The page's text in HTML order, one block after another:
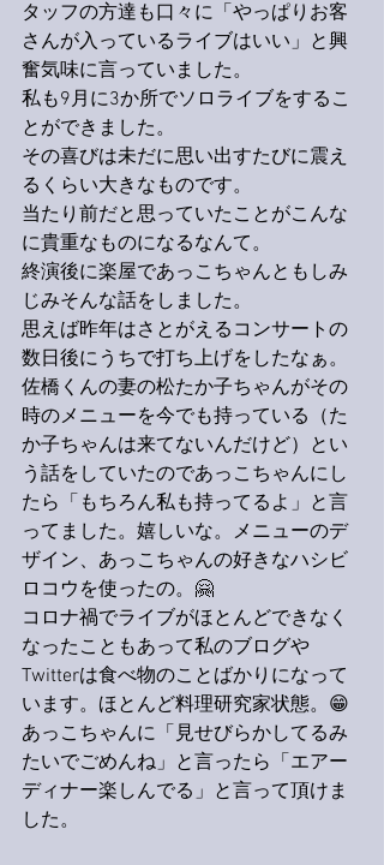
タッフの方達も口々に「やっぱりお客
さんが入っているライブはいい」と興
奮気味に言っていました。
私も9月に3か所でソロライブをするこ
とができました。
その喜びは未だに思い出すたびに震え
るくらい大きなものです。
当たり前だと思っていたことがこんな
に貴重なものになるなんて。
終演後に楽屋であっこちゃんともしみ
じみそんな話をしました。
思えば昨年はさとがえるコンサートの
数日後にうちで打ち上げをしたなぁ。
佐橋くんの妻の松たか子ちゃんがその
時のメニューを今でも持っている（た
か子ちゃんは来てないんだけど）とい
う話をしていたのであっこちゃんにし
たら「もちろん私も持ってるよ」と言
ってました。嬉しいな。メニューのデ
ザイン、あっこちゃんの好きなハシビ
ロコウを使ったの。🤗
コロナ禍でライブがほとんどできなく
なったこともあって私のブログや
Twitterは食べ物のことばかりになって
います。ほとんど料理研究家状態。😁
あっこちゃんに「見せびらかしてるみ
たいでごめんね」と言ったら「エアー
ディナー楽しんでる」と言って頂けま
した。